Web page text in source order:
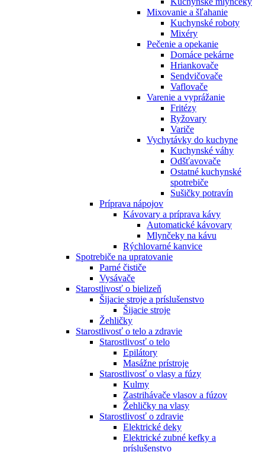
Mixovanie a šľahanie
Kuchynské roboty
Mixéry
Pečenie a opekanie
Domáce pekárne
Hriankovače
Sendvičovače
Vaflovače
Varenie a vyprážanie
Fritézy
Ryžovary
Variče
Vychytávky do kuchyne
Kuchynské váhy
Odšťavovače
Ostatné kuchynské
spotrebiče
Sušičky potravín
Príprava nápojov
Kávovary a príprava kávy
Automatické kávovary
Mlynčeky na kávu
Rýchlovarné kanvice
Spotrebiče na upratovanie
Parné čističe
Vysávače
Starostlivosť o bielizeň
Šijacie stroje a príslušenstvo
Šijacie stroje
Žehličky
Starostlivosť o telo a zdravie
Starostlivosť o telo
Epilátory
Masážne prístroje
Starostlivosť o vlasy a fúzy
Kulmy
Zastrihávače vlasov a fúzov
Žehličky na vlasy
Starostlivosť o zdravie
Elektrické deky
Elektrické zubné kefky a
príslušenstvo